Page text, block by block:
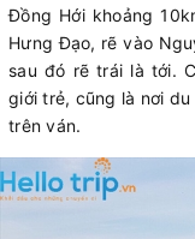
Đồng Hới khoảng
Hưng Đạo, rẽ vào
sau đó rẽ trái là tới.
giới trẻ, cũng là nơi
trên ván.